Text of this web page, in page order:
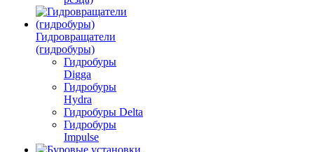
Гидровращатели
(гидробуры)
Гидробуры
Digga
Гидробуры
Hydra
Гидробуры Delta
Гидробуры
Impulse